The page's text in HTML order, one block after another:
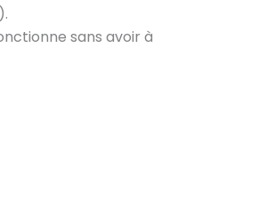
sans avoir à